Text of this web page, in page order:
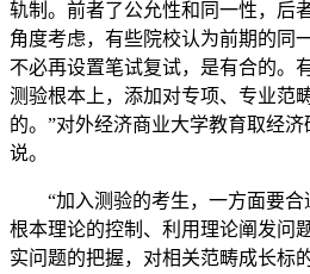
轨制。前者了公允性和同一性，后
角度考虑，有些院校认为前期的同
不必再设置笔试复试，是有合的。
测验根本上，添加对专项、专业范
的。”对外经济商业大学教育取经
说。
“加入测验的考生，一方面要合
根本理论的控制、利用理论阐发问
实问题的把握，对相关范畴成长标